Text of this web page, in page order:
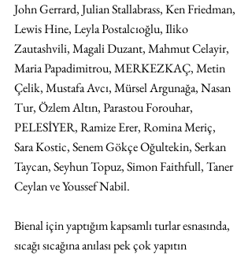
John Gerrard, Julian Stallabrass, Ken Friedman,
Lewis Hine, Leyla Postalcıoğlu, Iliko
Zautashvili, Magali Duzant, Mahmut Celayir,
Maria Papadimitrou, MERKEZKAÇ, Metin
Çelik, Mustafa Avcı, Mürsel Argunağa, Nasan
Tur, Özlem Altın, Parastou Forouhar,
PELESİYER, Ramize Erer, Romina Meriç,
Sara Kostic, Senem Gökçe Oğultekin, Serkan
Taycan, Seyhun Topuz, Simon Faithfull, Taner
Ceylan ve Youssef Nabil.
Bienal için yaptığım kapsamlı turlar esnasında,
sıcağı sıcağına anılası pek çok yapıtın